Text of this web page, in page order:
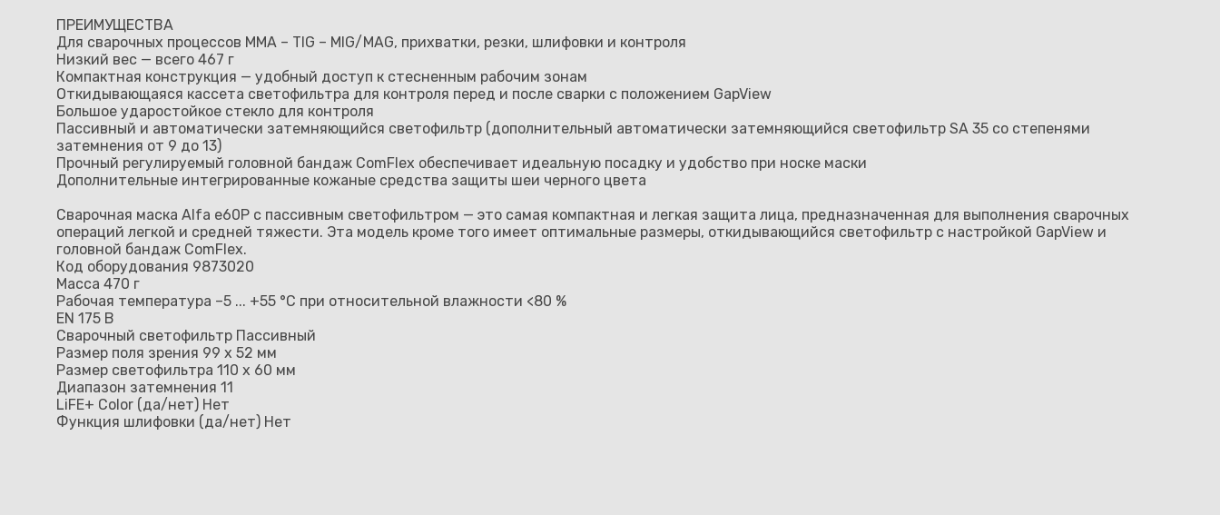
ПРЕИМУЩЕСТВА
Для сварочных процессов MMA – TIG – MIG/MAG, прихватки, резки, шлифовки и контроля
Низкий вес — всего 467 г
Компактная конструкция — удобный доступ к стесненным рабочим зонам
Откидывающаяся кассета светофильтра для контроля перед и после сварки с положением GapView
Большое ударостойкое стекло для контроля
Пассивный и автоматически затемняющийся светофильтр (дополнительный автоматически затемняющийся светофильтр SA 35 со степенями
затемнения от 9 до 13)
Прочный регулируемый головной бандаж ComFlex обеспечивает идеальную посадку и удобство при носке маски
Дополнительные интегрированные кожаные средства защиты шеи черного цвета
Сварочная маска Alfa e60P с пассивным светофильтром — это самая компактная и легкая защита лица, предназначенная для выполнения сварочных
операций легкой и средней тяжести. Эта модель кроме того имеет оптимальные размеры, откидывающийся светофильтр с настройкой GapView и
головной бандаж ComFlex.
Код оборудования 9873020
Масса 470 г
Рабочая температура –5 ... +55 °C при относительной влажности <80 %
EN 175 B
Сварочный светофильтр Пассивный
Размер поля зрения 99 x 52 мм
Размер светофильтра 110 x 60 мм
Диапазон затемнения 11
LiFE+ Color (да/нет) Нет
Функция шлифовки (да/нет) Нет